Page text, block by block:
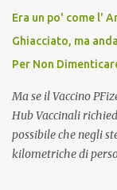
vaccino usato per
scuola. Non
dodicenne di
che abbiamo
Era un po' come l'
Ghiacciato, ma
Per Non
Ma se il Vaccino
Hub Vaccinali
possibile che negli
kilometriche di